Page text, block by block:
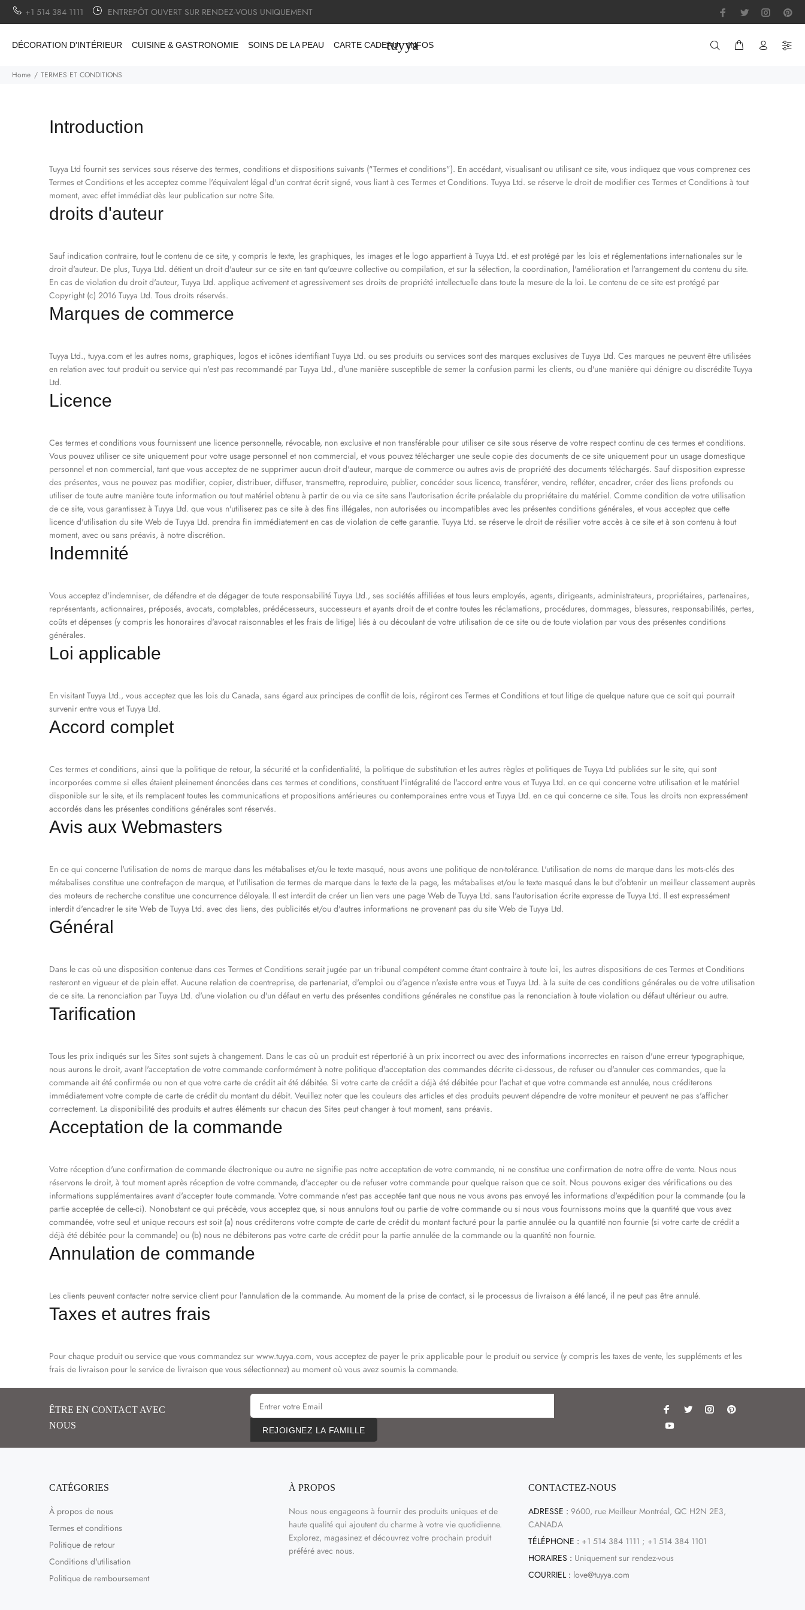
+1 514 384 1111 ENTREPÔT OUVERT SUR RENDEZ-VOUS UNIQUEMENT
DÉCORATION D'INTÉRIEUR CUISINE & GASTRONOMIE SOINS DE LA PEAU CARTE CADEAU INFOS
tuyya
Home TERMES ET CONDITIONS
Introduction
Tuyya Ltd fournit ses services sous réserve des termes, conditions et dispositions suivants ("Termes et conditions"). En accédant, visualisant ou utilisant ce site, vous indiquez que vous comprenez ces
Termes et Conditions et les acceptez comme l'équivalent légal d'un contrat écrit signé, vous liant à ces Termes et Conditions. Tuyya Ltd. se réserve le droit de modifier ces Termes et Conditions à tout
moment, avec effet immédiat dès leur publication sur notre Site.
droits d'auteur
Sauf indication contraire, tout le contenu de ce site, y compris le texte, les graphiques, les images et le logo appartient à Tuyya Ltd. et est protégé par les lois et réglementations internationales sur le
droit d'auteur. De plus, Tuyya Ltd. détient un droit d'auteur sur ce site en tant qu'œuvre collective ou compilation, et sur la sélection, la coordination, l'amélioration et l'arrangement du contenu du site.
En cas de violation du droit d'auteur, Tuyya Ltd. applique activement et agressivement ses droits de propriété intellectuelle dans toute la mesure de la loi. Le contenu de ce site est protégé par
Copyright (c) 2016 Tuyya Ltd. Tous droits réservés.
Marques de commerce
Tuyya Ltd., tuyya.com et les autres noms, graphiques, logos et icônes identifiant Tuyya Ltd. ou ses produits ou services sont des marques exclusives de Tuyya Ltd. Ces marques ne peuvent être utilisées
en relation avec tout produit ou service qui n'est pas recommandé par Tuyya Ltd., d'une manière susceptible de semer la confusion parmi les clients, ou d'une manière qui dénigre ou discrédite Tuyya
Ltd.
Licence
Ces termes et conditions vous fournissent une licence personnelle, révocable, non exclusive et non transférable pour utiliser ce site sous réserve de votre respect continu de ces termes et conditions.
Vous pouvez utiliser ce site uniquement pour votre usage personnel et non commercial, et vous pouvez télécharger une seule copie des documents de ce site uniquement pour un usage domestique
personnel et non commercial, tant que vous acceptez de ne supprimer aucun droit d'auteur, marque de commerce ou autres avis de propriété des documents téléchargés. Sauf disposition expresse
des présentes, vous ne pouvez pas modifier, copier, distribuer, diffuser, transmettre, reproduire, publier, concéder sous licence, transférer, vendre, refléter, encadrer, créer des liens profonds ou
utiliser de toute autre manière toute information ou tout matériel obtenu à partir de ou via ce site sans l'autorisation écrite préalable du propriétaire du matériel. Comme condition de votre utilisation
de ce site, vous garantissez à Tuyya Ltd. que vous n'utiliserez pas ce site à des fins illégales, non autorisées ou incompatibles avec les présentes conditions générales, et vous acceptez que cette
licence d'utilisation du site Web de Tuyya Ltd. prendra fin immédiatement en cas de violation de cette garantie. Tuyya Ltd. se réserve le droit de résilier votre accès à ce site et à son contenu à tout
moment, avec ou sans préavis, à notre discrétion.
Indemnité
Vous acceptez d'indemniser, de défendre et de dégager de toute responsabilité Tuyya Ltd., ses sociétés affiliées et tous leurs employés, agents, dirigeants, administrateurs, propriétaires, partenaires,
représentants, actionnaires, préposés, avocats, comptables, prédécesseurs, successeurs et ayants droit de et contre toutes les réclamations, procédures, dommages, blessures, responsabilités, pertes,
coûts et dépenses (y compris les honoraires d'avocat raisonnables et les frais de litige) liés à ou découlant de votre utilisation de ce site ou de toute violation par vous des présentes conditions
générales.
Loi applicable
En visitant Tuyya Ltd., vous acceptez que les lois du Canada, sans égard aux principes de conflit de lois, régiront ces Termes et Conditions et tout litige de quelque nature que ce soit qui pourrait
survenir entre vous et Tuyya Ltd.
Accord complet
Ces termes et conditions, ainsi que la politique de retour, la sécurité et la confidentialité, la politique de substitution et les autres règles et politiques de Tuyya Ltd publiées sur le site, qui sont
incorporées comme si elles étaient pleinement énoncées dans ces termes et conditions, constituent l'intégralité de l'accord entre vous et Tuyya Ltd. en ce qui concerne votre utilisation et le matériel
disponible sur le site, et ils remplacent toutes les communications et propositions antérieures ou contemporaines entre vous et Tuyya Ltd. en ce qui concerne ce site. Tous les droits non expressément
accordés dans les présentes conditions générales sont réservés.
Avis aux Webmasters
En ce qui concerne l'utilisation de noms de marque dans les métabalises et/ou le texte masqué, nous avons une politique de non-tolérance. L'utilisation de noms de marque dans les mots-clés des
métabalises constitue une contrefaçon de marque, et l'utilisation de termes de marque dans le texte de la page, les métabalises et/ou le texte masqué dans le but d'obtenir un meilleur classement auprès
des moteurs de recherche constitue une concurrence déloyale. Il est interdit de créer un lien vers une page Web de Tuyya Ltd. sans l'autorisation écrite expresse de Tuyya Ltd. Il est expressément
interdit d'encadrer le site Web de Tuyya Ltd. avec des liens, des publicités et/ou d'autres informations ne provenant pas du site Web de Tuyya Ltd.
Général
Dans le cas où une disposition contenue dans ces Termes et Conditions serait jugée par un tribunal compétent comme étant contraire à toute loi, les autres dispositions de ces Termes et Conditions
resteront en vigueur et de plein effet. Aucune relation de coentreprise, de partenariat, d'emploi ou d'agence n'existe entre vous et Tuyya Ltd. à la suite de ces conditions générales ou de votre utilisation
de ce site. La renonciation par Tuyya Ltd. d'une violation ou d'un défaut en vertu des présentes conditions générales ne constitue pas la renonciation à toute violation ou défaut ultérieur ou autre.
Tarification
Tous les prix indiqués sur les Sites sont sujets à changement. Dans le cas où un produit est répertorié à un prix incorrect ou avec des informations incorrectes en raison d'une erreur typographique,
nous aurons le droit, avant l'acceptation de votre commande conformément à notre politique d'acceptation des commandes décrite ci-dessous, de refuser ou d'annuler ces commandes, que la
commande ait été confirmée ou non et que votre carte de crédit ait été débitée. Si votre carte de crédit a déjà été débitée pour l'achat et que votre commande est annulée, nous créditerons
immédiatement votre compte de carte de crédit du montant du débit. Veuillez noter que les couleurs des articles et des produits peuvent dépendre de votre moniteur et peuvent ne pas s'afficher
correctement. La disponibilité des produits et autres éléments sur chacun des Sites peut changer à tout moment, sans préavis.
Acceptation de la commande
Votre réception d'une confirmation de commande électronique ou autre ne signifie pas notre acceptation de votre commande, ni ne constitue une confirmation de notre offre de vente. Nous nous
réservons le droit, à tout moment après réception de votre commande, d'accepter ou de refuser votre commande pour quelque raison que ce soit. Nous pouvons exiger des vérifications ou des
informations supplémentaires avant d'accepter toute commande. Votre commande n'est pas acceptée tant que nous ne vous avons pas envoyé les informations d'expédition pour la commande (ou la
partie acceptée de celle-ci). Nonobstant ce qui précède, vous acceptez que, si nous annulons tout ou partie de votre commande ou si nous vous fournissons moins que la quantité que vous avez
commandée, votre seul et unique recours est soit (a) nous créditerons votre compte de carte de crédit du montant facturé pour la partie annulée ou la quantité non fournie (si votre carte de crédit a
déjà été débitée pour la commande) ou (b) nous ne débiterons pas votre carte de crédit pour la partie annulée de la commande ou la quantité non fournie.
Annulation de commande
Les clients peuvent contacter notre service client pour l'annulation de la commande. Au moment de la prise de contact, si le processus de livraison a été lancé, il ne peut pas être annulé.
Taxes et autres frais
Pour chaque produit ou service que vous commandez sur www.tuyya.com, vous acceptez de payer le prix applicable pour le produit ou service (y compris les taxes de vente, les suppléments et les
frais de livraison pour le service de livraison que vous sélectionnez) au moment où vous avez soumis la commande.
ÊTRE EN CONTACT AVEC
NOUS
REJOIGNEZ LA FAMILLE
CATÉGORIES
À propos de nous
Termes et conditions
Politique de retour
Conditions d'utilisation
Politique de remboursement
À PROPOS
Nous nous engageons à fournir des produits uniques et de
haute qualité qui ajoutent du charme à votre vie quotidienne.
Explorez, magasinez et découvrez votre prochain produit
préféré avec nous.
CONTACTEZ-NOUS
ADRESSE : 9600, rue Meilleur Montréal, QC H2N 2E3,
CANADA
TÉLÉPHONE : +1 514 384 1111 ; +1 514 384 1101
HORAIRES : Uniquement sur rendez-vous
COURRIEL : love@tuyya.com